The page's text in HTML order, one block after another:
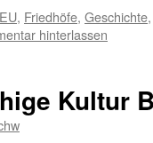
EU, Friedhöfe, Geschichte
hinterlassen
Kultur